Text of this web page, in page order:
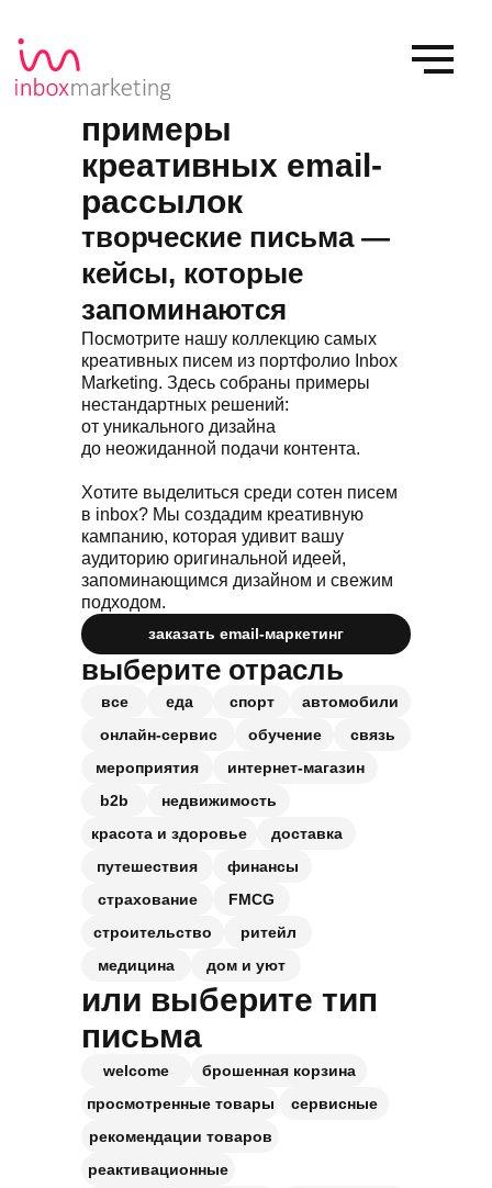
примеры
креативных email-
рассылок
творческие письма —
кейсы, которые
запоминаются
Посмотрите нашу коллекцию самых
креативных писем из портфолио Inbox
Marketing. Здесь собраны примеры
нестандартных решений:
от уникального дизайна
до неожиданной подачи контента.
Хотите выделиться среди сотен писем
в inbox? Мы создадим креативную
кампанию, которая удивит вашу
аудиторию оригинальной идеей,
запоминающимся дизайном и свежим
подходом.
заказать email-маркетинг
выберите отрасль
все еда спорт
автомобили
онлайн-сервис
обучение
связь
мероприятия
интернет-магазин
b2b
недвижимость
красота и здоровье
доставка
путешествия
финансы
страхование
FMCG
строительство
ритейл
медицина
дом и уют
или выберите тип
письма
welcome
брошенная корзина
просмотренные товары
сервисные
рекомендации товаров
реактивационные